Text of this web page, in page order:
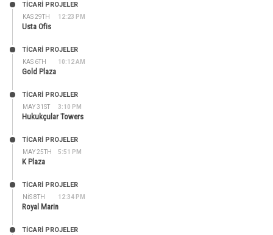
KAS 29TH 12:23 PM
TİCARİ PROJELER
Usta Ofis
KAS 6TH 10:12 AM
TİCARİ PROJELER
Gold Plaza
MAY 31ST 3:10 PM
TİCARİ PROJELER
Hukukçular Towers
MAY 25TH 5:51 PM
TİCARİ PROJELER
K Plaza
NIS 8TH 12:34 PM
TİCARİ PROJELER
Royal Marin
TİCARİ PROJELER